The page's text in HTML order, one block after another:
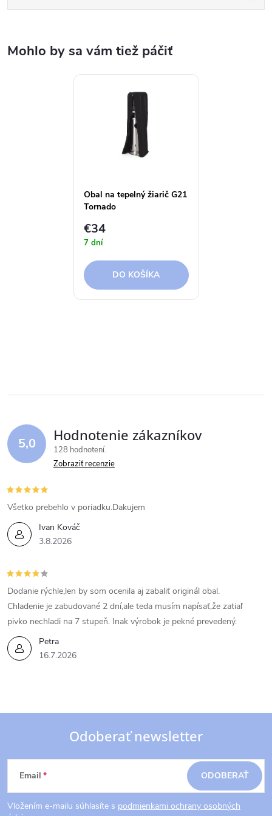
Obal na tepelný žiarič G21
Tornado
€34
7 dní
DO KOŠÍKA
5,0 Hodnotenie zákazníkov
128 hodnotení
Zobraziť recenzie
Ivan Kováč
3.8.2026
Všetko prebehlo v poriadku.Dakujem
Petra
16.7.2026
Dodanie rýchle,len by som ocenila aj zabaliť originál obal.
Chladenie je zabudované 2 dní,ale teda musím napísať,že zatiaľ
pivko nechladi na 7 stupeň. Inak výrobok je pekné prevedený.
Z
á
Odoberať newsletter
Email
Vložením e-mailu súhlasíte s podmienkami ochrany osobných
ODOBERAŤ